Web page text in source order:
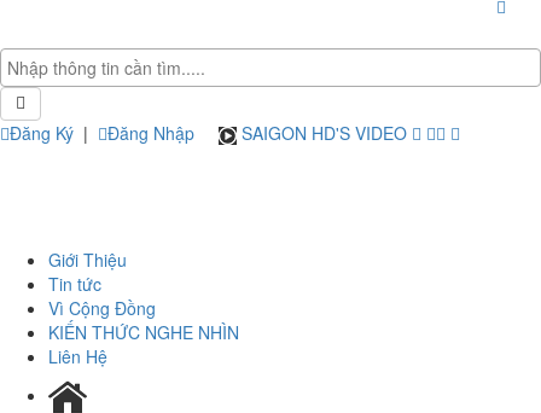
Đăng Ký | Đăng Nhập SAIGON HD'S VIDEO
Giới Thiệu
Tin tức
Vì Cộng Đồng
KIẾN THỨC NGHE NHÌN
Liên Hệ